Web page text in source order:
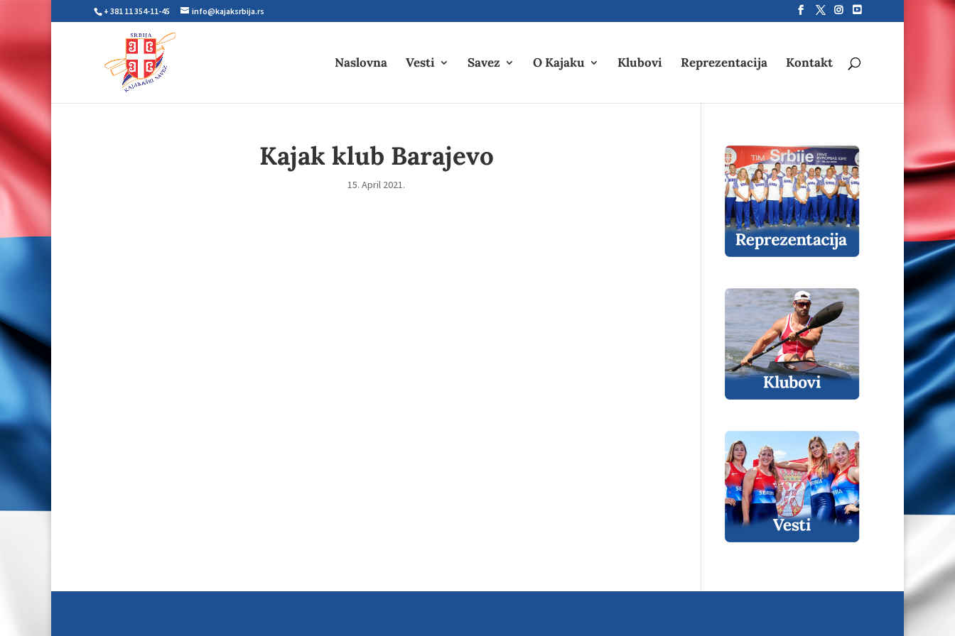
+ 381 11 354-11-45 info@kajaksrbija.rs
Naslovna Vesti Savez O Kajaku Klubovi Reprezentacija Kontakt
Kajak klub Barajevo
15. April 2021.